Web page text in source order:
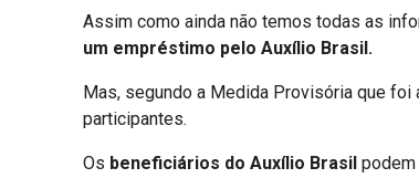
Assim como ainda não temos todas as
um empréstimo pelo Auxílio Brasil.
Mas, segundo a Medida Provisória que
participantes.
Os beneficiários do Auxílio Brasil